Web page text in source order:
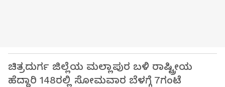
ಚಿತ್ರದುರ್ಗ ಜಿಲ್ಲೆಯ ಮಲ್ಲಾಪುರ ಬಳಿ ರಾಷ್ಟ್ರೀಯ
ಹೆದ್ದಾರಿ 148ರಲ್ಲಿ ಸೋಮವಾರ ಬೆಳಗ್ಗೆ 7ಗಂಟೆ